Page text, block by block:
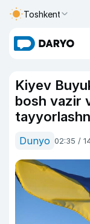
Toshkent
Kiyev
bosh vazir
Dunyo 02:35 /